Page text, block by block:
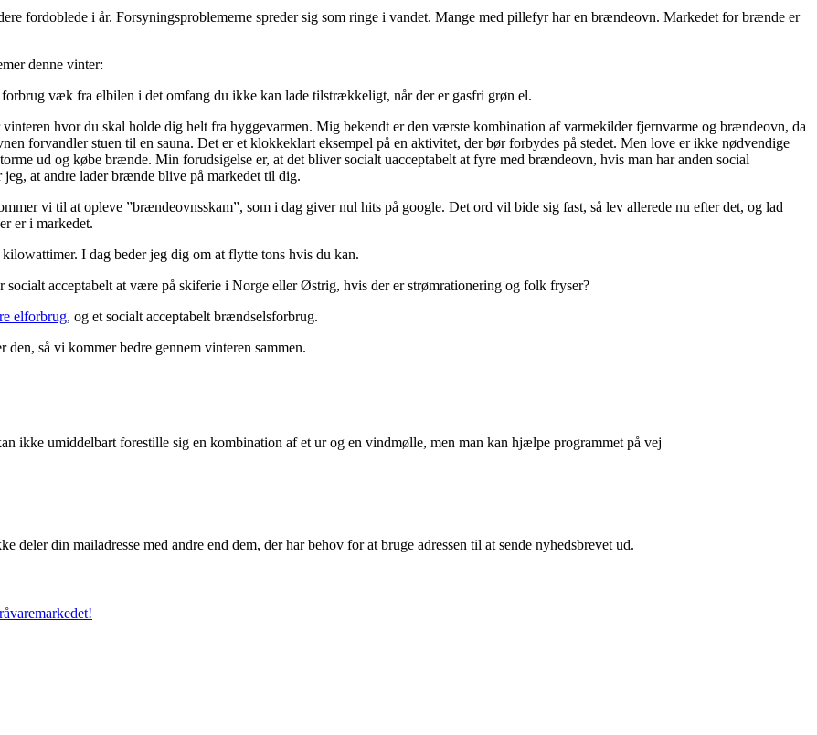
fordoblede i år. Forsyningsproblemerne spreder sig som ringe i vandet. Mange med pillefyr har en brændeovn. Markedet for brænde er
denne vinter:
væk fra elbilen i det omfang du ikke kan lade tilstrækkeligt, når der er gasfri grøn el.
hvor du skal holde dig helt fra hyggevarmen. Mig bekendt er den værste kombination af varmekilder fjernvarme og brændeovn, da
forvandler stuen til en sauna. Det er et klokkeklart eksempel på en aktivitet, der bør forbydes på stedet. Men love er ikke nødvendige
ud og købe brænde. Min forudsigelse er, at det bliver socialt uacceptabelt at fyre med brændeovn, hvis man har anden social
at andre lader brænde blive på markedet til dig.
vi til at opleve ”brændeovnsskam”, som i dag giver nul hits på google. Det ord vil bide sig fast, så lev allerede nu efter det, og lad
er i markedet.
I dag beder jeg dig om at flytte tons hvis du kan.
acceptabelt at være på skiferie i Norge eller Østrig, hvis der er strømrationering og folk fryser?
elforbrug, og et socialt acceptabelt brændselsforbrug.
så vi kommer bedre gennem vinteren sammen.
ikke umiddelbart forestille sig en kombination af et ur og en vindmølle, men man kan hjælpe programmet på vej
din mailadresse med andre end dem, der har behov for at bruge adressen til at sende nyhedsbrevet ud.